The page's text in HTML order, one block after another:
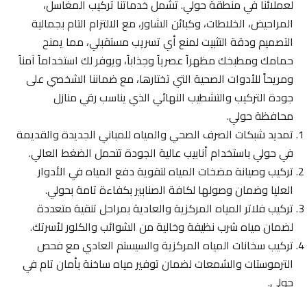
لعملائنا في منطقة حولي. تشمل خدماتنا تركيب المغاسل،
المراحيض، الخلاطات، وكبائن الشاور، مع الالتزام التام بجمالية
التصميم ودقة التثبيت لمنع أي تسريب مستقبلي، مما يمنح
حمامك ومطبخك مظهراً عصرياً وجذاباً، ويوفر لك استخداماً آمناً
ومريحاً للأدوات الصحية التي تختارها، مع ضماننا الشخصي على
جودة التركيب والتشطيب النهائي الذي يناسب رقي منازل
محافظة حولي.
تمديد شبكات الصرف الصحي والمياه للمباني الجديدة والقديمة
في حولي باستخدام أنابيب عالية الجودة تتحمل الضغط العالي.
تركيب وصيانة مضخات المياه لتقوية دفع المياه في الأدوار
العليا وضمان وصولها لكافة الصنابير بكفاءة تامة بحولي.
تركيب فلاتر المياه المركزية والعادية بمراحل تنقية متعددة
لضمان مياه شرب نظيفة وخالية من الشوائب والكلور لأسرتك.
تركيب سخانات المياه المركزية والسيستم العادي مع فحص
الترموستات والشمعات لضمان توفير مياه ساخنة بأمان تام في
حولي.